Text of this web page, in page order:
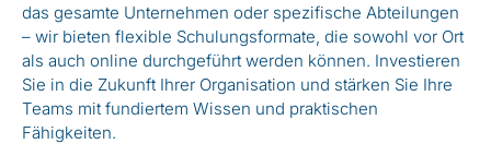
das gesamte Unternehmen oder spezifische Abteilungen
– wir bieten flexible Schulungsformate, die sowohl vor Ort
als auch online durchgeführt werden können. Investieren
Sie in die Zukunft Ihrer Organisation und stärken Sie Ihre
Teams mit fundiertem Wissen und praktischen
Fähigkeiten.